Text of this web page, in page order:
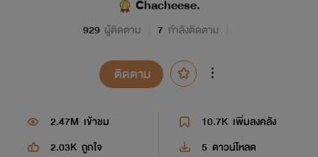
Chacheese.
929 ผู้ติดตาม 7 กำลังติดตาม
ติดตาม
2.47M เข้าชม 10.7K เพิ่มลงคลัง
2.03K ถูกใจ 5 ดาวน์โหลด